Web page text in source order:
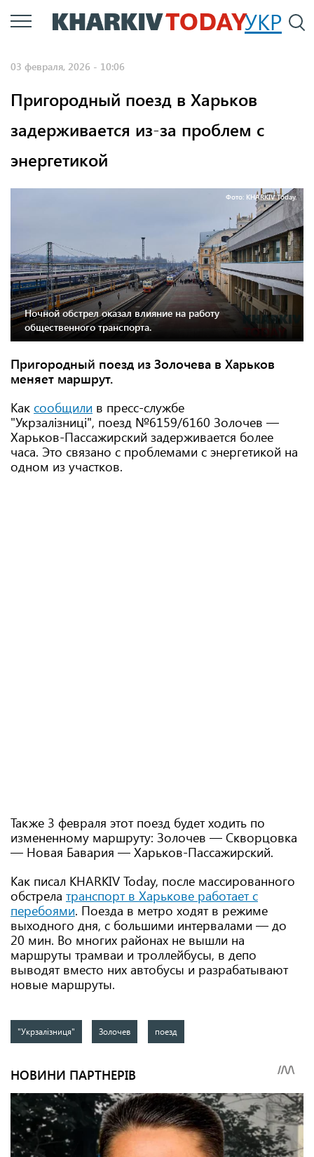
Перейти
к
УКР
03 февраля, 2026 - 10:06
Пригородный поезд в Харьков
задерживается из-за проблем с
энергетикой
Фото: KHARKIV Today.
Ночной обстрел оказал влияние на работу
общественного транспорта.
Пригородный поезд из Золочева в Харьков
меняет маршрут.
Как сообщили в пресс-службе
"Укрзалізниці", поезд №6159/6160 Золочев —
Харьков-Пассажирский задерживается более
часа. Это связано с проблемами с энергетикой на
одном из участков.
Также 3 февраля этот поезд будет ходить по
измененному маршруту: Золочев — Скворцовка
— Новая Бавария — Харьков-Пассажирский.
Как писал KHARKIV Today, после массированного
обстрела транспорт в Харькове работает с
перебоями. Поезда в метро ходят в режиме
выходного дня, с большими интервалами — до
20 мин. Во многих районах не вышли на
маршруты трамваи и троллейбусы, в депо
выводят вместо них автобусы и разрабатывают
новые маршруты.
"Укрзалізниця" Золочев поезд